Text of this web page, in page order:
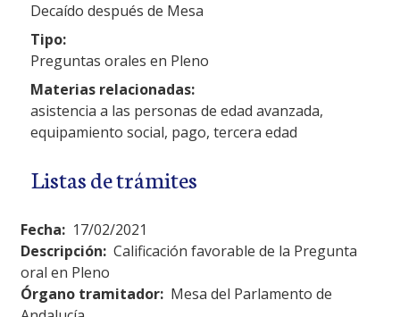
Decaído después de Mesa
Tipo:
Preguntas orales en Pleno
Materias relacionadas:
asistencia a las personas de edad avanzada,
equipamiento social, pago, tercera edad
Listas de trámites
Fecha: 17/02/2021
Descripción: Calificación favorable de la Pregunta
oral en Pleno
Órgano tramitador: Mesa del Parlamento de